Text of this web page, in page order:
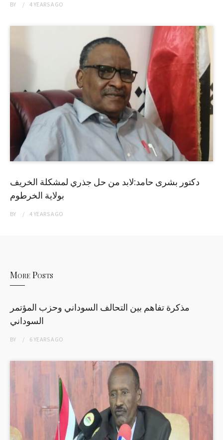
BY 4 YEARSAGO
دكتور بشرى حامد:لابد من حل جذري لمشكلة الخريف
بولاية الخرطوم
BY 4 YEARSAGO
More Posts
مذكرة تفاهم بين التحالف السوداني وحزب المؤتمر
السوداني
BY 6 YEARSAGO